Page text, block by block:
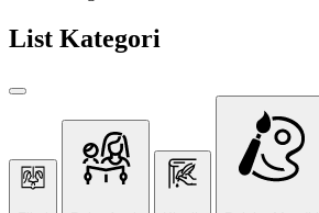
List Kategori